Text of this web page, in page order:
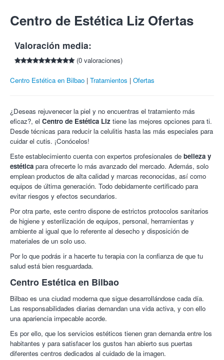
Desmaquillante.
Tónico.
Mascarilla.
Hidratación con un pequeño masaje.
Ozonoterapia: La limpieza facial con ozono tiene grandes
germicidas contra bacterias y cualquier clase de hongos.
inmunológico y a la circulación y oxigenación de los
tejidos. uno de los principales beneficios es abrir los poros
para poder extraer fácilmente los desechos y contaminantes
para lograr que se vea una cara limpia y sin imperfecciones.
Ademáspurifica y oxigena la piel, relaja los músculos
faciales y elimina toxinas.
Microdermoabrasión con punta de diamante:La
microdermoabrasión con punta de diamante es también
conocida como exfoliación mecánica. Gracias a un equipo
microcirculación y al mismo tiempo limpia la piel y elimina
las células muertas.
Los beneficios de la dermoabrasión con punta de diamante
sobre nuestra piel, son múltiples y muy efectivos. Es un
tratamiento derejuvenecimiento y limpieza facial
aprecian desde la primera sesión por lo que quién lo prueba
queda muy satisfecho.
Tratamiento especifico a cada tipo de piel.
Centro de estetica Liz.En el corazón de Bilbao, sus
especialistas trabajan para ofrecer los mejores tratamientos para
que te sientas bien y espléndida.
¡Un rostro perfecto con Colectivia!
Cancelaciones con 24 horas de antelación.
Lunes a viernes: 10:30-19:30.
Sábados: 10:30 -15:00.
Tlf:692806184
por cada amigo que compre esta oferta.
Centro de Estética Liz Ofertas
Valoración media:
(0 valoraciones)
Centro Estética en Bilbao Tratamientos Ofertas
¿Deseas rejuvenecer la piel y no encuentras el tratamiento más
eficaz?, el Centro de Estética Liz tiene las mejores opciones para ti.
Desde técnicas para reducir la celulitis hasta las más especiales para
cuidar el cutis. ¡Conócelos!
Este establecimiento cuenta con expertos profesionales de belleza y
estética para ofrecerte lo más avanzado del mercado. Además, solo
emplean productos de alta calidad y marcas reconocidas, así como
equipos de última generación. Todo debidamente certificado para
evitar riesgos y efectos secundarios.
Por otra parte, este centro dispone de estrictos protocolos sanitarios
de higiene y esterilización de equipos, personal, herramientas y
ambiente al igual que lo referente al desecho y disposición de
materiales de un solo uso.
Por lo que podrás ir a hacerte tu terapia con la confianza de que tu
salud está bien resguardada.
Centro Estética en Bilbao
Bilbao es una ciudad moderna que sigue desarrollándose cada día.
Las responsabilidades diarias demandan una vida activa, y con ello
una apariencia impecable acorde.
Es por ello, que los servicios estéticos tienen gran demanda entre los
habitantes y para satisfacer los gustos han abierto sus puertas
diferentes centros dedicados al cuidado de la imagen.